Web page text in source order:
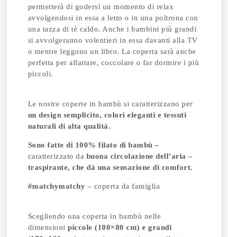
permetterà di godersi un momento di relax
avvolgendosi in essa a letto o in una poltrona con
una tazza di tè caldo. Anche i bambini più grandi
si avvolgeranno volentieri in essa davanti alla TV
o mentre leggono un libro. La coperta sarà anche
perfetta per allattare, coccolare o far dormire i più
piccoli.
Le nostre coperte in bambù si caratterizzano per
un design semplicito, colori eleganti e tessuti
naturali di alta qualità.
Sono fatte di 100% filato di bambù –
caratterizzato da buona circolazione dell’aria –
traspirante, che dà una sensazione di comfort.
#matchymatchy – coperta da famiglia
Scegliendo una coperta in bambù nelle
dimensionipiccole (100×80 cm) e grandi